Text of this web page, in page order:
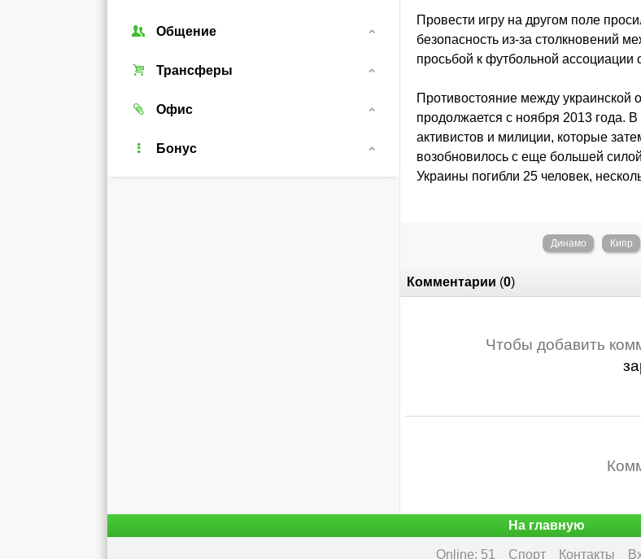
Общение
Союзы
Форум
Чат
Трансферы
Трансферный рынок
Реальные игроки
Офис
Легенды
Бонус
Провести игру на другом поле
безопасность из-за столкновений
просьбой к футбольной
Противостояние между украинской
продолжается с ноября 2013 года.
активистов и милиции, которые
возобновилось с еще большей
Украины погибли 25 человек,
Динамо Кипр
Комментарии (0)
Чтобы добавить
На главную
Online: 51 Спорт Контакты